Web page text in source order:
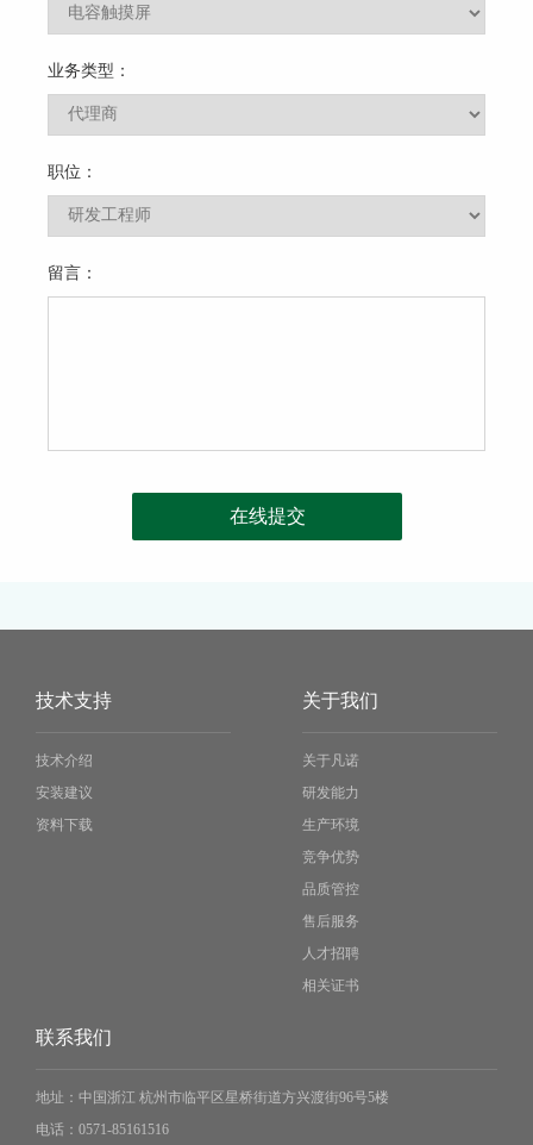
业务类型：
职位：
留言：
在线提交
技术支持
技术介绍
安装建议
资料下载
关于我们
关于凡诺
研发能力
生产环境
竞争优势
品质管控
售后服务
人才招聘
相关证书
联系我们
地址： 中国浙江 杭州市临平区星桥街道方兴渡街96号5楼
电话： 0571-85161516